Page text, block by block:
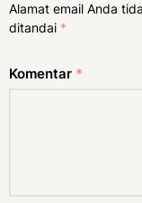
Alamat email Anda
ditandai *
Komentar *